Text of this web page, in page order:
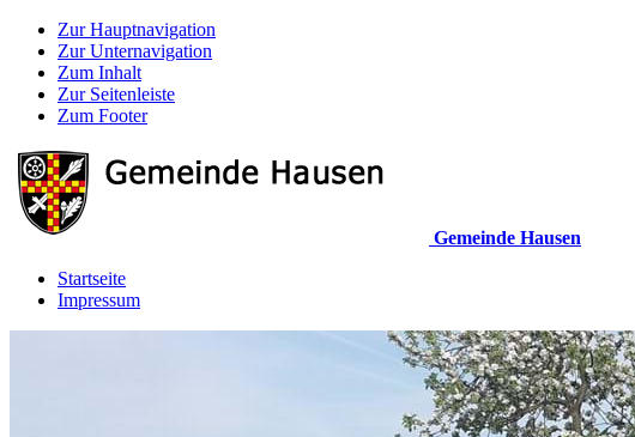
Zur Hauptnavigation
Zur Unternavigation
Zum Inhalt
Zur Seitenleiste
Zum Footer
Gemeinde Hausen
Startseite
Impressum